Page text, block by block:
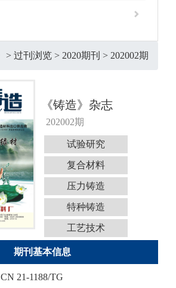
> 过刊浏览 > 2020期刊 > 202002期
《铸造》杂志
202002期
试验研究
复合材料
压力铸造
特种铸造
工艺技术
期刊基本信息
CN 21-1188/TG